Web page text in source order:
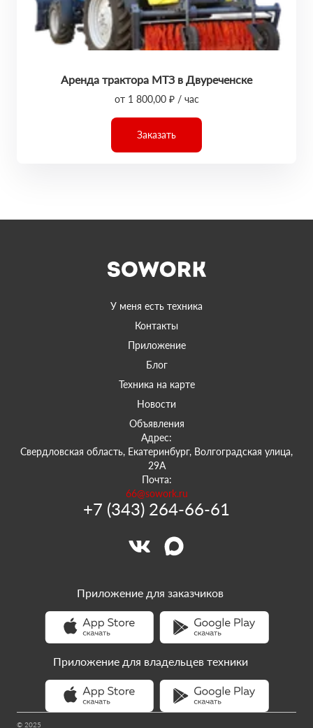
Аренда трактора МТЗ в Двуреченске
от 1 800,00 ₽ / час
Заказать
У меня есть техника
Контакты
Приложение
Блог
Техника на карте
Новости
Объявления
Адрес:
Свердловская область, Екатеринбург, Волгоградская улица,
29А
Почта:
66@sowork.ru
+7 (343) 264-66-61
© 2025
Приложение для заказчиков
Приложение для владельцев техники